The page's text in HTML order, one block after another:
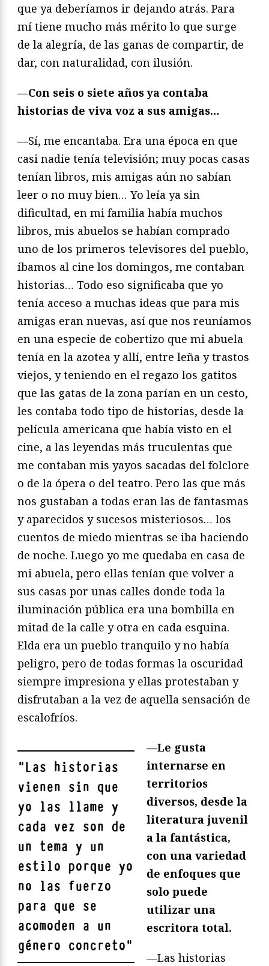
que ya deberíamos ir dejando atrás. Para
mí tiene mucho más mérito lo que surge
de la alegría, de las ganas de compartir, de
dar, con naturalidad, con ilusión.
—Con seis o siete años ya contaba
historias de viva voz a sus amigas…
—Sí, me encantaba. Era una época en que
casi nadie tenía televisión; muy pocas casas
tenían libros, mis amigas aún no sabían
leer o no muy bien… Yo leía ya sin
dificultad, en mi familia había muchos
libros, mis abuelos se habían comprado
uno de los primeros televisores del pueblo,
íbamos al cine los domingos, me contaban
historias… Todo eso significaba que yo
tenía acceso a muchas ideas que para mis
amigas eran nuevas, así que nos reuníamos
en una especie de cobertizo que mi abuela
tenía en la azotea y allí, entre leña y trastos
viejos, y teniendo en el regazo los gatitos
que las gatas de la zona parían en un cesto,
les contaba todo tipo de historias, desde la
película americana que había visto en el
cine, a las leyendas más truculentas que
me contaban mis yayos sacadas del folclore
o de la ópera o del teatro. Pero las que más
nos gustaban a todas eran las de fantasmas
y aparecidos y sucesos misteriosos… los
cuentos de miedo mientras se iba haciendo
de noche. Luego yo me quedaba en casa de
mi abuela, pero ellas tenían que volver a
sus casas por unas calles donde toda la
iluminación pública era una bombilla en
mitad de la calle y otra en cada esquina.
Elda era un pueblo tranquilo y no había
peligro, pero de todas formas la oscuridad
siempre impresiona y ellas protestaban y
disfrutaban a la vez de aquella sensación de
escalofríos.
"Las historias
vienen sin que
yo las llame y
cada vez son de
un tema y un
estilo porque yo
no las fuerzo
para que se
acomoden a un
género concreto"
—Le gusta
internarse en
territorios
diversos, desde la
literatura juvenil
a la fantástica,
con una variedad
de enfoques que
solo puede
utilizar una
escritora total.
—Las historias